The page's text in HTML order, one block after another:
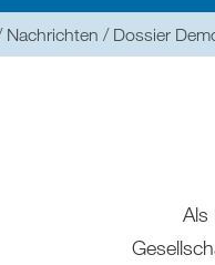
Nachrichten Dossier
Als